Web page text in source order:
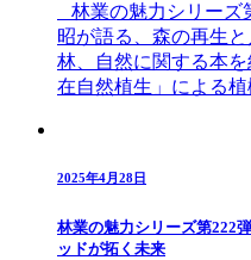
林業の魅力シリーズ
昭が語る、森の再生
林、自然に関する本
在自然植生」による
2025年4月28日
林業の魅力シリーズ第222
ッドが拓く未来